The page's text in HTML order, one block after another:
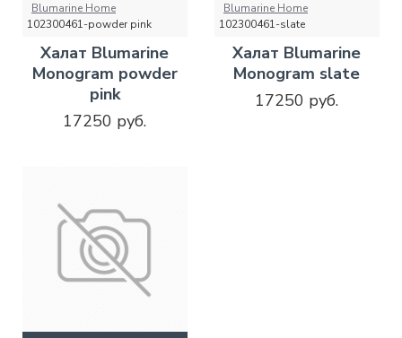
Blumarine Home
102300461-powder pink
Халат Blumarine
Monogram powder
pink
17250 руб.
Blumarine Home
102300461-slate
Халат Blumarine
Monogram slate
17250 руб.